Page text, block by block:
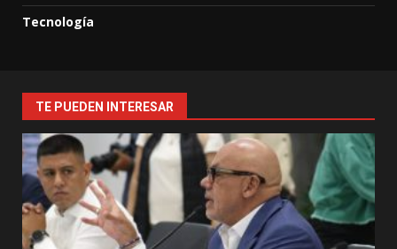
Tecnología
TE PUEDEN INTERESAR